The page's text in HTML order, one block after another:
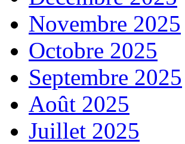
Novembre 2025
Octobre 2025
Septembre 2025
Août 2025
Juillet 2025